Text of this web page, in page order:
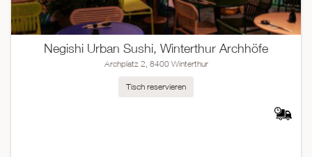
Negishi Urban Sushi, Winterthur Archhöfe
Archplatz 2, 8400 Winterthur
Tisch reservieren